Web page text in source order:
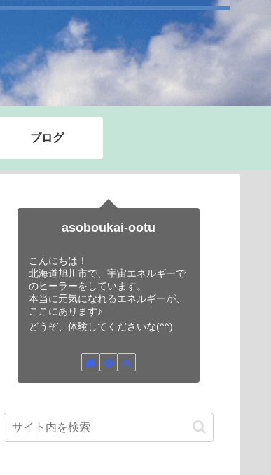
ブログ
asoboukai-ootu
こんにちは！
北海道旭川市で、宇宙エネルギーで
のヒーラーをしています。
本当に元気になれるエネルギーが、
ここにあります♪
どうぞ、体験してくださいな(^^)